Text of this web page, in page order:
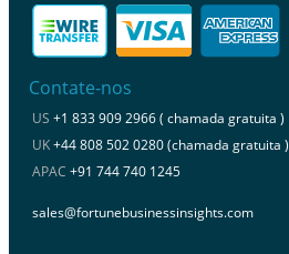
Contate-nos
US +1 833 909 2966 ( chamada gratuita )
UK+44 808 502 0280 (chamada gratuita )
APAC +91 744 740 1245
sales@fortunebusinessinsights.com